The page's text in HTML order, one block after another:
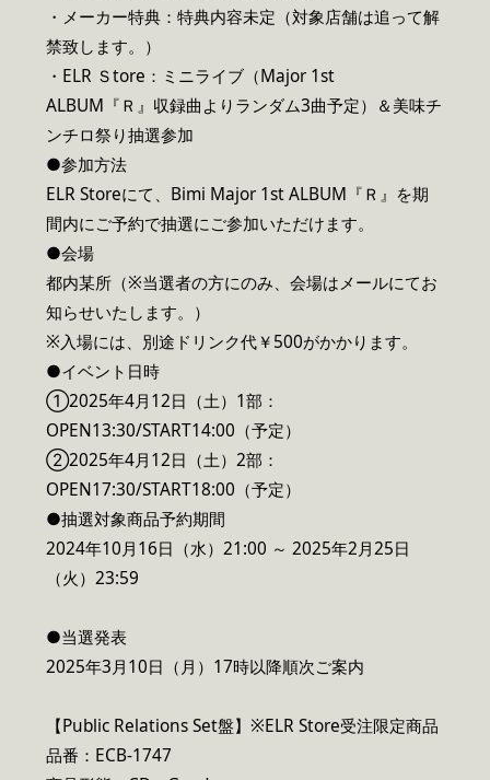
・メーカー特典：特典内容未定（対象店舗は追って解
禁致します。）
・ELR Ｓtore：ミニライブ（Major 1st
ALBUM『Ｒ』収録曲よりランダム3曲予定）＆美味チ
ンチロ祭り抽選参加
●参加方法
ELR Storeにて、Bimi Major 1st ALBUM『Ｒ』を期
間内にご予約で抽選にご参加いただけます。
●会場
都内某所（※当選者の方にのみ、会場はメールにてお
知らせいたします。）
※入場には、別途ドリンク代￥500がかかります。
●イベント日時
①2025年4月12日（土）1部：
OPEN13:30/START14:00（予定）
②2025年4月12日（土）2部：
OPEN17:30/START18:00（予定）
●抽選対象商品予約期間
2024年10月16日（水）21:00 ～ 2025年2月25日
（火）23:59
●当選発表
2025年3月10日（月）17時以降順次ご案内
【Public Relations Set盤】※ELR Store受注限定商品
品番：ECB-1747